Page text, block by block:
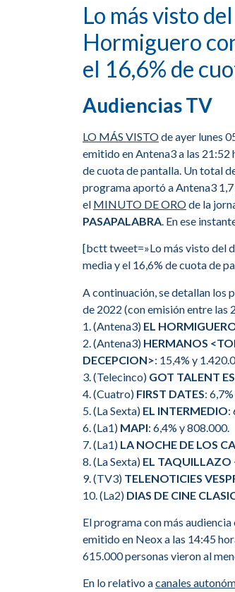
Lo más visto
Hormiguero
el 16,6% de
Audiencias TV
LO MÁS VISTOde ayer lunes
emitido en Antena3 a las 21:52
de cuota de pantalla. Un total
programa aportó a Antena3
el MINUTO DE OROde la
PASAPALABRA . En ese
[bctt tweet=»Lo más visto del
media y el 16,6% de cuota de
A continuación, se detallan los
de 2022 (con emisión entre las
1. (Antena3) EL
2. (Antena3) HERMANOS
DECEPCION>: 15,4% y
3. (Telecinco) GOT TALENT
4. (Cuatro) FIRST DATES:
5. (La Sexta) EL INTERMEDIO:
6. (La1) MAPI: 6,4% y 808.000.
7. (La1) LA NOCHE DE LOS
8. (La Sexta) EL TAQUILLAZO
9. (TV3) TELENOTICIES
10. (La2) DIAS DE CINE
El programa con más audiencia
emitido en Neox a las 14:45
615.000 personas vieron al
En lo relativo acanales